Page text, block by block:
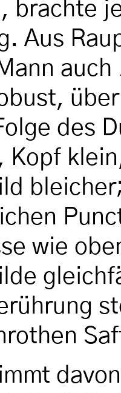
brachte
Aus
auch
des
Kopf
wie